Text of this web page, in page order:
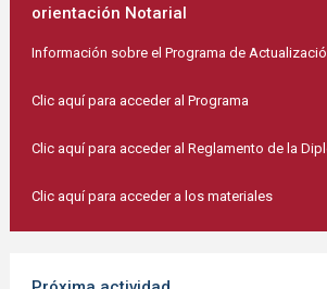
orientación Notarial
Información sobre el Programa de
Clic aquí para acceder al Programa
Clic aquí para acceder al Reglamento de la
Clic aquí para acceder a los materiales